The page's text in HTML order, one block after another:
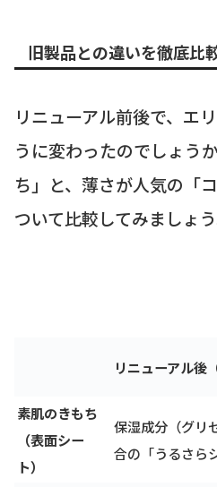
旧製品との違いを徹底比
リニューアル前後で、エ
うに変わったのでしょう
ち」と、薄さが人気の「
ついて比較してみましょう
リニューアル後
素肌のきもち
（表面シー
ト）
保湿成分（グリ
合の「うるさら